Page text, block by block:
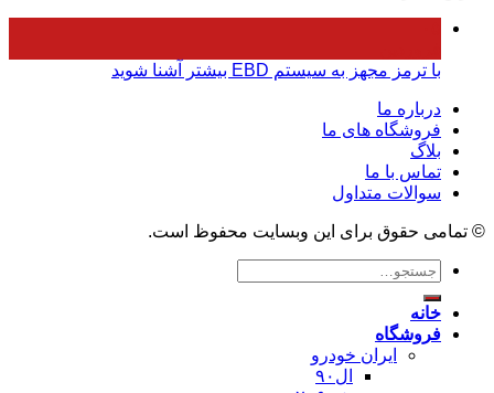
با ترمز مجهز به سیستم EBD بیشتر آشنا شوید
درباره ما
فروشگاه های ما
بلاگ
تماس با ما
سوالات متداول
© تمامی حقوق برای این وبسایت محفوظ است.
جستجو
خانه
فروشگاه
ایران خودرو
ال۹۰